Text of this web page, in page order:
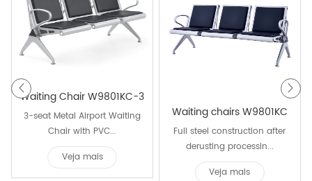
Waiting Chair W9801KC-3
3-seat Metal Airport Waiting
Chair with PVC...
Veja mais
Waiting chairs W9801KC
Full steel construction after
derusting processin...
Veja mais